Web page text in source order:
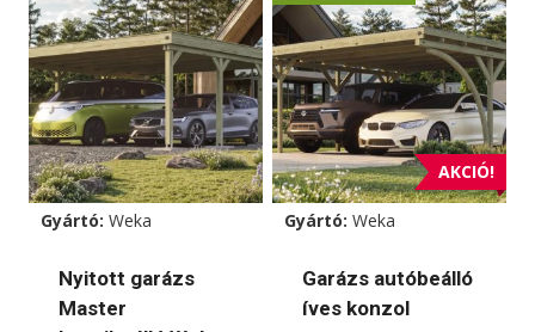
terméknek
több
variációja
van.
A
változatok
a
termékoldalon
választhatók
ki
Gyártó: Weka
Nyitott garázs
Master
AKCIÓ!
Gyártó: Weka
Garázs autóbeálló
íves konzol